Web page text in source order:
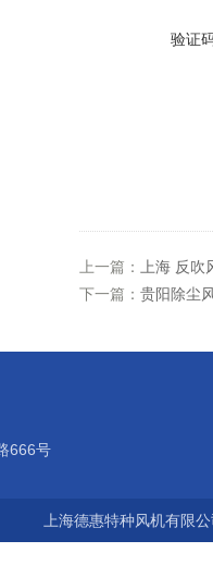
验证
上一篇：
上海 反
下一篇： 贵阳除尘
666号
上海德惠特种风机有限